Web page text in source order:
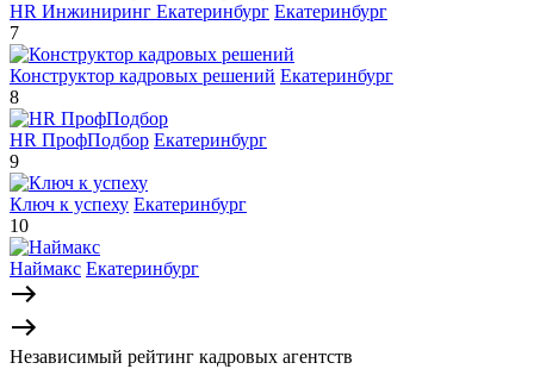
HR Инжиниринг Екатеринбург Екатеринбург
7
Конструктор кадровых решений Екатеринбург
8
HR ПрофПодбор Екатеринбург
9
Ключ к успеху Екатеринбург
10
Наймакс Екатеринбург
Независимый рейтинг кадровых агентств